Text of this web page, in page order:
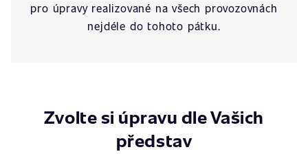
pro úpravy realizované na všech provozovnách
nejdéle do tohoto pátku.
Zvolte si úpravu dle Vašich
představ